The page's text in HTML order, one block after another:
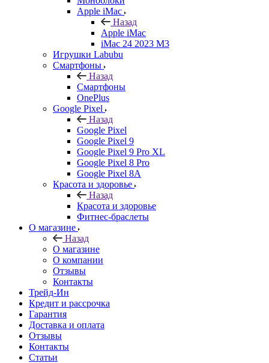
Apple iMac
Назад
Apple iMac
iMac 24 2023 M3
Игрушки Labubu
Смартфоны
Назад
Смартфоны
OnePlus
Google Pixel
Назад
Google Pixel
Google Pixel 9
Google Pixel 9 Pro XL
Google Pixel 8 Pro
Google Pixel 8A
Красота и здоровье
Назад
Красота и здоровье
Фитнес-браслеты
О магазине
Назад
О магазине
О компании
Отзывы
Контакты
Трейд-Ин
Кредит и рассрочка
Гарантия
Доставка и оплата
Отзывы
Контакты
Статьи